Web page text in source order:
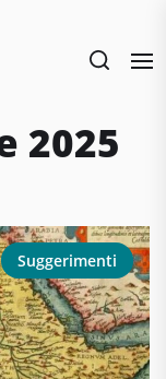
2025
Suggerimenti